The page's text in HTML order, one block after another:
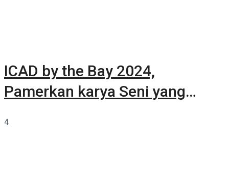
ICAD by the Bay 2024,
Pamerkan karya Seni yang
4